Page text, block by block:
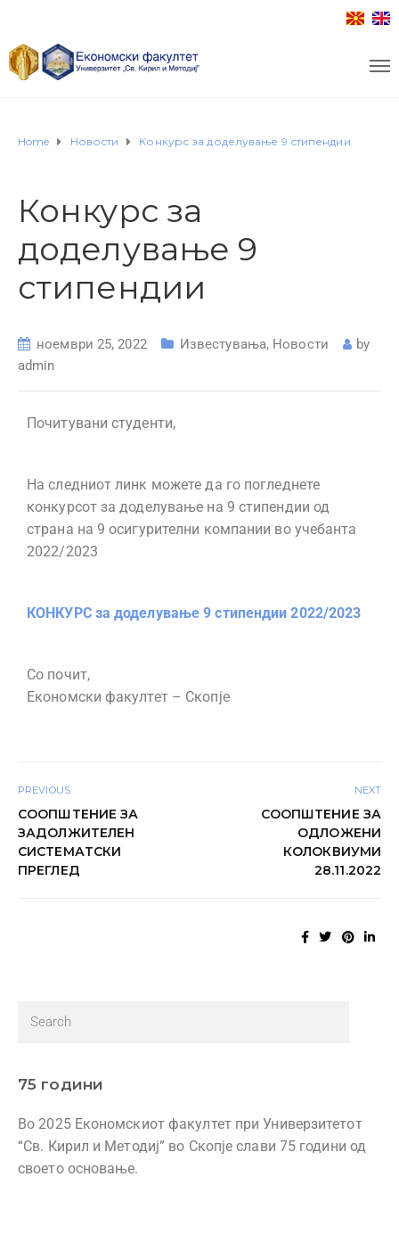
Home Новости Конкурс за доделување 9 стипендии
Конкурс за
доделување 9
стипендии
ноември 25, 2022 Известувања, Новости
by
admin
Почитувани студенти,
На следниот линк можете да го погледнете
конкурсот за доделување на 9 стипендии од
страна на 9 осигурителни компании во учебанта
2022/2023
КОНКУРС за доделување 9 стипендии 2022/2023
Со почит,
Економски факултет – Скопје
PREVIOUS
СООПШТЕНИЕ ЗА
ЗАДОЛЖИТЕЛЕН
СИСТЕМАТСКИ
ПРЕГЛЕД
NEXT
СООПШТЕНИЕ ЗА
ОДЛОЖЕНИ
КОЛОКВИУМИ
28.11.2022
75 години
Во 2025 Економскиот факултет при Универзитетот
“Св. Кирил и Методиј” во Скопје слави 75 години од
своето основање.